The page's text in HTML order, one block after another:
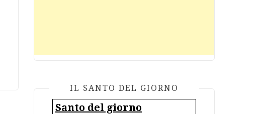
IL SANTO DEL GIORNO
Santo del giorno